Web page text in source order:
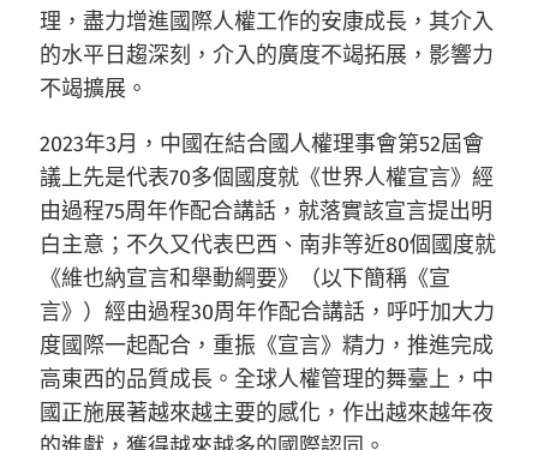
理，盡力增進國際人權工作的安康成長，其介入
的水平日趨深刻，介入的廣度不竭拓展，影響力
不竭擴展。
2023年3月，中國在結合國人權理事會第52屆會
議上先是代表70多個國度就《世界人權宣言》經
由過程75周年作配合講話，就落實該宣言提出明
白主意；不久又代表巴西、南非等近80個國度就
《維也納宣言和舉動綱要》（以下簡稱《宣
言》）經由過程30周年作配合講話，呼吁加大力
度國際一起配合，重振《宣言》精力，推進完成
高東西的品質成長。全球人權管理的舞臺上，中
國正施展著越來越主要的感化，作出越來越年夜